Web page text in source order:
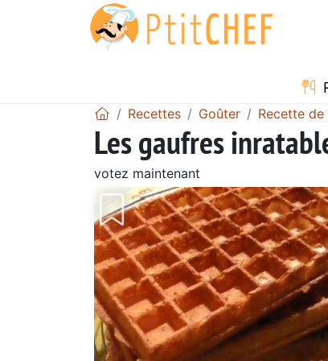
Recettes Goûter Recette
Les gaufres
votez maintenant